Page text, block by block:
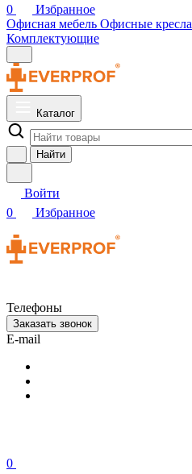
0
Избранное
Офисная мебель Офисные кресла
Комплектующие
Каталог
Найти
Войти
0
Избранное
Телефоны
Заказать звонок
E-mail
0